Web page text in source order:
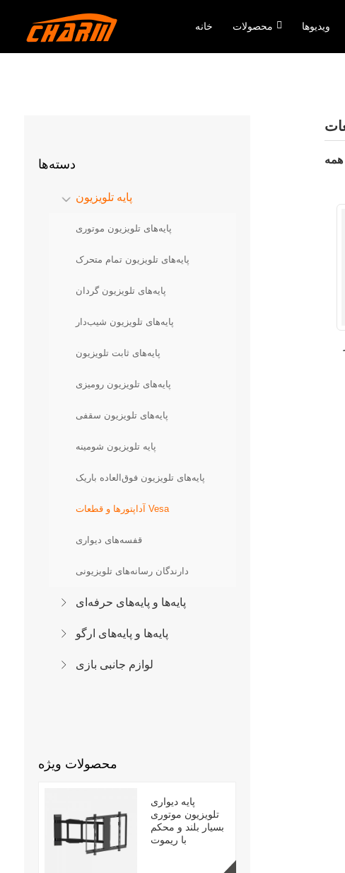
خانه محصولات ویدیوها
دسته‌ها
پایه تلویزیون
پایه‌های تلویزیون موتوری
پایه‌های تلویزیون تمام متحرک
پایه‌های تلویزیون گردان
پایه‌های تلویزیون شیب‌دار
پایه‌های ثابت تلویزیون
پایه‌های تلویزیون رومیزی
پایه‌های تلویزیون سقفی
پایه تلویزیون شومینه
پایه‌های تلویزیون فوق‌العاده باریک
آداپتورها و قطعات Vesa
قفسه‌های دیواری
دارندگان رسانه‌های تلویزیونی
پایه‌ها و پایه‌های حرفه‌ای
پایه‌ها و پایه‌های ارگو
لوازم جانبی بازی
محصولات ویژه
پایه دیواری
تلویزیون موتوری
بسیار بلند و محکم
با ریموت
همه